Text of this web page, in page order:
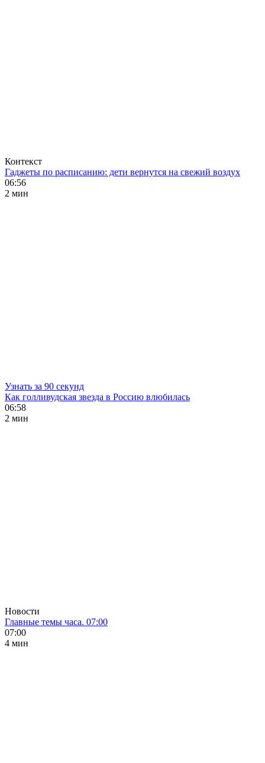
Контекст
Гаджеты по расписанию: дети вернутся на свежий воздух
06:56
2 мин
Узнать за 90 секунд
Как голливудская звезда в Россию влюбилась
06:58
2 мин
Новости
Главные темы часа. 07:00
07:00
4 мин